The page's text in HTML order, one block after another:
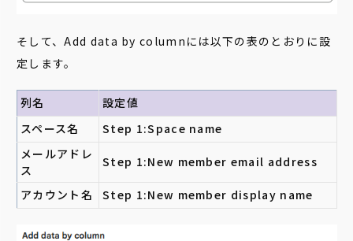
そして、Add data by columnには以下の表のとおりに設
定します。
列名
設定値
スペース名
Step 1:Space name
メールアドレ
ス
Step 1:New member email address
アカウント名 Step 1:New member display name